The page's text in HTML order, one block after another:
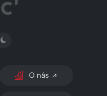
PŘEPNOUT SVĚTLÝ/TMAVÝ REŽIM
O nás